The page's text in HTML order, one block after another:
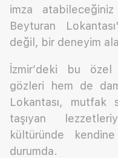
imza
Beyturan
değil, bir deneyim
İzmir’deki bu
gözleri hem de
Lokantası, mutfak
taşıyan
kültüründe
durumda.